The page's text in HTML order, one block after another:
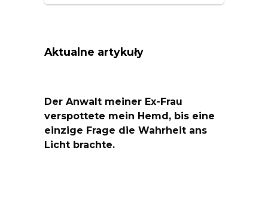
Aktualne artykuły
Der Anwalt meiner Ex-Frau
verspottete mein Hemd, bis eine
einzige Frage die Wahrheit ans
Licht brachte.